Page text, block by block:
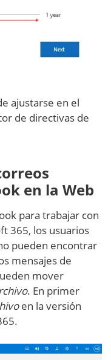
ajustarse en el
de directivas de
en la Web
para trabajar con
365, los usuarios
pueden encontrar
mensajes de
mover
. En primer
en la versión